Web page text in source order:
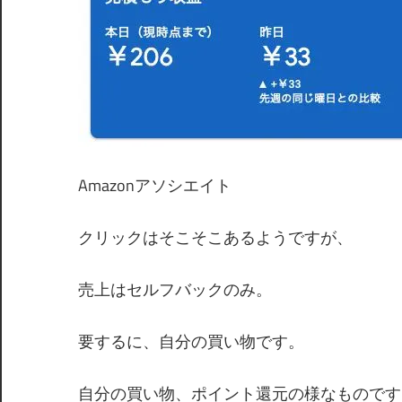
Amazonアソシエイト
クリックはそこそこあるようですが、
売上はセルフバックのみ。
要するに、自分の買い物です。
自分の買い物、ポイント還元の様なもので